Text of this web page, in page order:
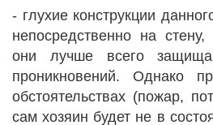
- глухие конструкции
непосредственно на
они лучше всего
проникновений. Однако
обстоятельствах (пожар,
сам хозяин будет не в